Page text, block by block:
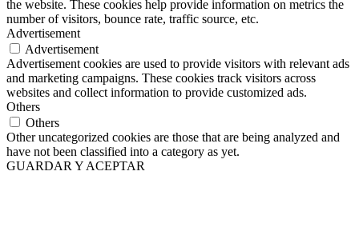
the website. These cookies help provide information on metrics the
number of visitors, bounce rate, traffic source, etc.
Advertisement
Advertisement
Advertisement cookies are used to provide visitors with relevant ads
and marketing campaigns. These cookies track visitors across
websites and collect information to provide customized ads.
Others
Others
Other uncategorized cookies are those that are being analyzed and
have not been classified into a category as yet.
GUARDAR Y ACEPTAR